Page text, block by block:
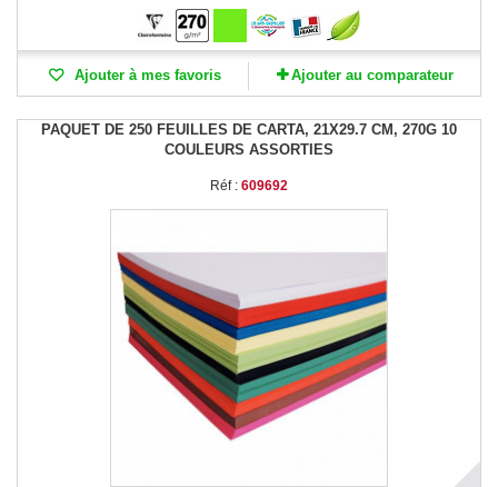
Ajouter à mes favoris Ajouter au comparateur
PAQUET DE 250 FEUILLES DE CARTA, 21X29.7 CM, 270G 10
COULEURS ASSORTIES
Réf : 609692